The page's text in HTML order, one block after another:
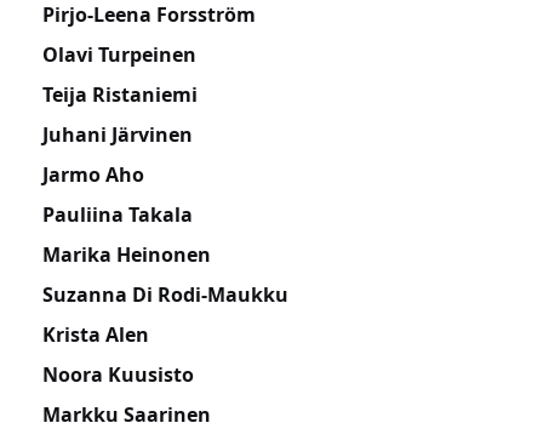
Pirjo-Leena Forsström
Olavi Turpeinen
Teija Ristaniemi
Juhani Järvinen
Jarmo Aho
Pauliina Takala
Marika Heinonen
Suzanna Di Rodi-Maukku
Krista Alen
Noora Kuusisto
Markku Saarinen